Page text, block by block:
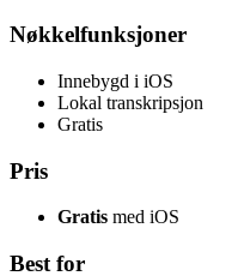
Nøkkelfunksjoner
Innebygd i iOS
Lokal transkripsjon
Gratis
Pris
Gratis med iOS
Best for